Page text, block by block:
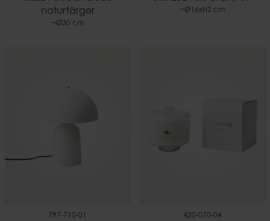
naturfärger
~Ø30 cm
~Ø16xH2 cm
797-710-01 420-070-04